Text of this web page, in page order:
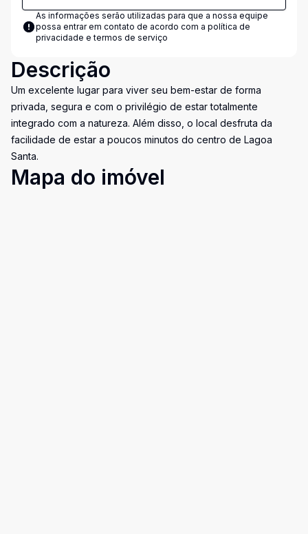
As informações serão utilizadas para que a nossa equipe
possa entrar em contato de acordo com a política de
privacidade e termos de serviço
Descrição
Um excelente lugar para viver seu bem-estar de forma
privada, segura e com o privilégio de estar totalmente
integrado com a natureza. Além disso, o local desfruta da
facilidade de estar a poucos minutos do centro de Lagoa
Santa.
Mapa do imóvel